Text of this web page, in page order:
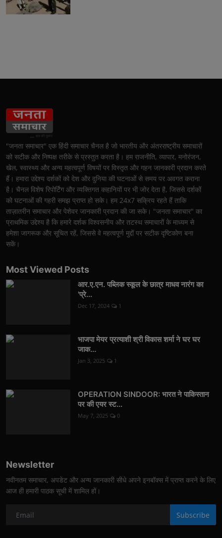
"जनता समाचार" एक हिंदी समाचार चैनल है जो भारतीय और अंतरराष्ट्रीय समाचारों
को सटीक और निष्पक्ष तरीके से प्रस्तुत करता है। हम राजनीति, व्यापार, मनोरंजन,
खेल, स्वास्थ्य और अन्य महत्वपूर्ण विषयों पर विस्तृत और गहन जानकारी प्रदान करते
हैं। हमारा उद्देश्य दर्शकों को देश और दुनिया की घटनाओं से समय पर अवगत कराना
है। चैनल विशेष रिपोर्टिंग और व्यक्तिगत कहानियों पर भी जोर देता है, जिससे दर्शकों
को घटनाओं की गहरी समझ प्राप्त हो सके। हम 24x7 सक्रिय रहते हैं ताकि
ताज़ातरीन समाचार और पेशेवर जानकारी प्रदान की जा सके। "जनता समाचार" का
प्राथमिक उद्देश्य है कि हमारे दर्शक विश्वसनीय और तटस्थ समाचारों के माध्यम से
हमेशा जागरूक और सूचित रहें, जिससे वे महत्वपूर्ण मुद्दों पर सटीक दृष्टिकोण बना
सकें।
Most Viewed Posts
आर.ए.एन. पब्लिक स्कूल के छात्र माधव नारंग का
'प्रे...
Dec 17, 2024 1
भाजपा मेयर प्रत्याशी श्री विकास शर्मा ने घर घर
जाक...
Jan 3, 2025 1
OPERATION SINDOOR: भारत ने पाकिस्तान
पर की एयर स्ट...
May 7, 2025 0
Newsletter
नवीनतम समाचार, अपडेट और अन्य जानकारी सीधे अपने इनबॉक्स में प्राप्त करने के लिए
आज ही हमारी पाठक सूची में शामिल हों।
Subscribe